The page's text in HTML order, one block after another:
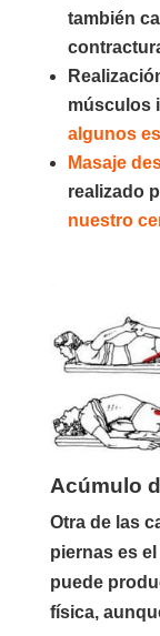
también
músculos
algunos
Masaje
realizado
nuestro
Acúmulo
Otra de las
piernas es
puede
física,